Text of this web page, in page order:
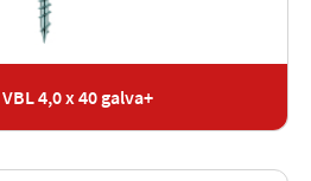
4,0 x 40 galva+